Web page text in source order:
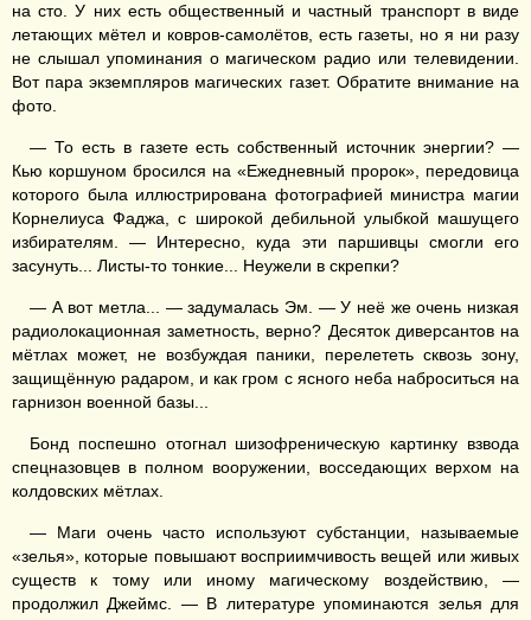
на сто. У них есть общественный и частный транспорт в виде
летающих мётел и ковров-самолётов, есть газеты, но я ни разу
не слышал упоминания о магическом радио или телевидении.
Вот пара экземпляров магических газет. Обратите внимание на
фото.
— То есть в газете есть собственный источник энергии? —
Кью коршуном бросился на «Ежедневный пророк», передовица
которого была иллюстрирована фотографией министра магии
Корнелиуса Фаджа, с широкой дебильной улыбкой машущего
избирателям. — Интересно, куда эти паршивцы смогли его
засунуть... Листы-то тонкие... Неужели в скрепки?
— А вот метла... — задумалась Эм. — У неё же очень низкая
радиолокационная заметность, верно? Десяток диверсантов на
мётлах может, не возбуждая паники, перелететь сквозь зону,
защищённую радаром, и как гром с ясного неба наброситься на
гарнизон военной базы...
Бонд поспешно отогнал шизофреническую картинку взвода
спецназовцев в полном вооружении, восседающих верхом на
колдовских мётлах.
— Маги очень часто используют субстанции, называемые
«зелья», которые повышают восприимчивость вещей или живых
существ к тому или иному магическому воздействию, —
продолжил Джеймс. — В литературе упоминаются зелья для